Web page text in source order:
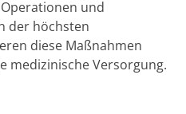
und
der höchsten
diese Maßnahmen
medizinische Versorgung.